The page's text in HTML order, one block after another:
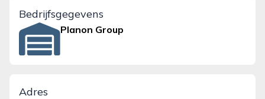
Bedrijfsgegevens
Planon Group
Adres